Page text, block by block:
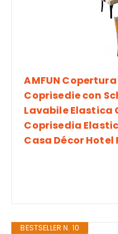
AMFUN
Coprisedie con
Lavabile Elastica
Coprisedia
Casa Décor
BESTSELLER N. 10